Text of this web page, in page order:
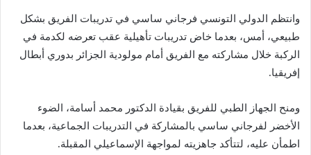
وانتظم الدولي التونسي فرجاني ساسي في تدريبات الفريق بشكل
طبيعي، أمس، بعدما خاض تدريبات تأهيلية عقب تعرضه لكدمة في
الركبة خلال مشاركته مع الفريق أمام مولودية الجزائر بدوري أبطال
إفريقيا.
ومنح الجهاز الطبي للفريق بقيادة الدكتور محمد أسامة، الضوء
الأخضر لفرجاني ساسي بالمشاركة في التدريبات الجماعية، بعدما
اطمأن عليه، لتتأكد جاهزيته لمواجهة الإسماعيلي المقبلة.